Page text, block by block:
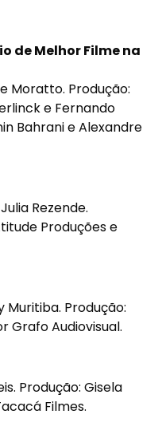
de Melhor Filme na
Moratto. Produção:
e Fernando
Bahrani e Alexandre
Julia Rezende.
Produções e
Muritiba. Produção:
Grafo Audiovisual.
Produção: Gisela
Filmes.